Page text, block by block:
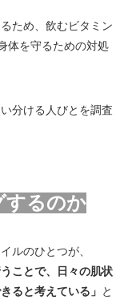
ため、飲むビタミン
体を守るための対処
分ける人びとを調査
するのか
ルのひとつが、
ことで、日々の肌状
ると考えている」 と